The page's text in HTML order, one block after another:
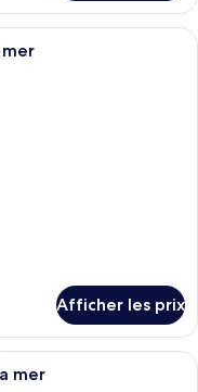
d’hôtel moderne
Afficher les prix
d’hôtel moderne
mer